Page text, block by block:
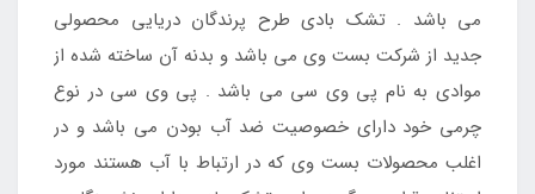
می باشد . تشک بادی طرح پرندگان دریایی محصولی
جدید از شرکت بست وی می باشد و بدنه آن ساخته شده از
موادی به نام پی وی سی می باشد . پی وی سی در نوع
چرمی خود دارای خصوصیت ضد آب بودن می باشد و در
اغلب محصولات بست وی که در ارتباط با آب هستند مورد